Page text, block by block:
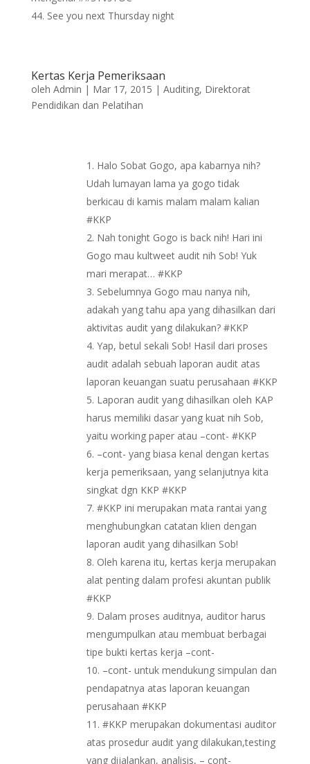
See you next Thursday night
Kertas Kerja Pemeriksaan
oleh Admin | Mar 17, 2015 | Auditing, Direktorat
Pendidikan dan Pelatihan
Halo Sobat Gogo, apa kabarnya nih?
Udah lumayan lama ya gogo tidak
berkicau di kamis malam malam kalian
#KKP
Nah tonight Gogo is back nih! Hari ini
Gogo mau kultweet audit nih Sob! Yuk
mari merapat… #KKP
Sebelumnya Gogo mau nanya nih,
adakah yang tahu apa yang dihasilkan dari
aktivitas audit yang dilakukan? #KKP
Yap, betul sekali Sob! Hasil dari proses
audit adalah sebuah laporan audit atas
laporan keuangan suatu perusahaan #KKP
Laporan audit yang dihasilkan oleh KAP
harus memiliki dasar yang kuat nih Sob,
yaitu working paper atau –cont- #KKP
–cont- yang biasa kenal dengan kertas
kerja pemeriksaan, yang selanjutnya kita
singkat dgn KKP #KKP
#KKP ini merupakan mata rantai yang
menghubungkan catatan klien dengan
laporan audit yang dihasilkan Sob!
Oleh karena itu, kertas kerja merupakan
alat penting dalam profesi akuntan publik
#KKP
Dalam proses auditnya, auditor harus
mengumpulkan atau membuat berbagai
tipe bukti kertas kerja –cont-
–cont- untuk mendukung simpulan dan
pendapatnya atas laporan keuangan
perusahaan #KKP
#KKP merupakan dokumentasi auditor
atas prosedur audit yang dilakukan,testing
yang dijalankan, analisis, – cont-